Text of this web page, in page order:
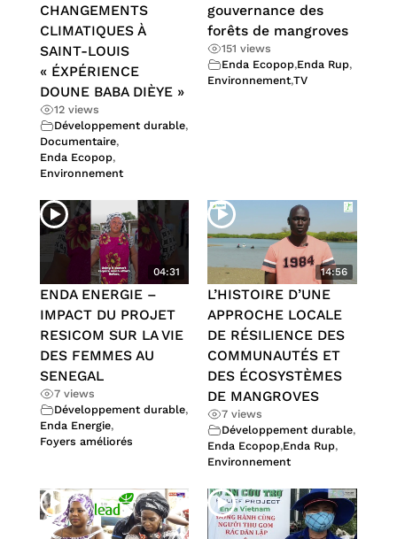
CHANGEMENTS
CLIMATIQUES À
SAINT-LOUIS
« ÉXPÉRIENCE
DOUNE BABA DIÈYE »
12 views
Développement durable,
Documentaire,
Enda Ecopop,
Environnement
gouvernance des
forêts de mangroves
151 views
Enda Ecopop,Enda Rup,
Environnement,TV
04:31
ENDA ENERGIE –
IMPACT DU PROJET
RESICOM SUR LA VIE
DES FEMMES AU
SENEGAL
7 views
Développement durable,
Enda Energie,
Foyers améliorés
14:56
L’HISTOIRE D’UNE
APPROCHE LOCALE
DE RÉSILIENCE DES
COMMUNAUTÉS ET
DES ÉCOSYSTÈMES
DE MANGROVES
7 views
Développement durable,
Enda Ecopop,Enda Rup,
Environnement